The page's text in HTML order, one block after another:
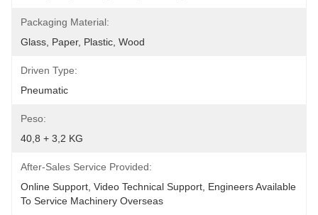
Packaging Material:
Glass, Paper, Plastic, Wood
Driven Type:
Pneumatic
Peso:
40,8 + 3,2 KG
After-Sales Service Provided:
Online Support, Video Technical Support, Engineers Available
To Service Machinery Overseas